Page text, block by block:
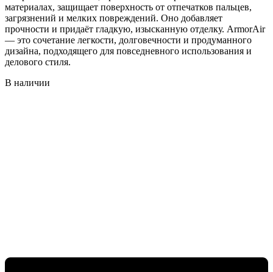
материалах, защищает поверхность от отпечатков пальцев,
загрязнений и мелких повреждений. Оно добавляет
прочности и придаёт гладкую, изысканную отделку. ArmorAir
— это сочетание легкости, долговечности и продуманного
дизайна, подходящего для повседневного использования и
делового стиля.
В наличии